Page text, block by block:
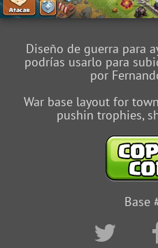
Diseño de guerra para
podrías usarlo para
por
War base layout for
pushin trophies,
Base